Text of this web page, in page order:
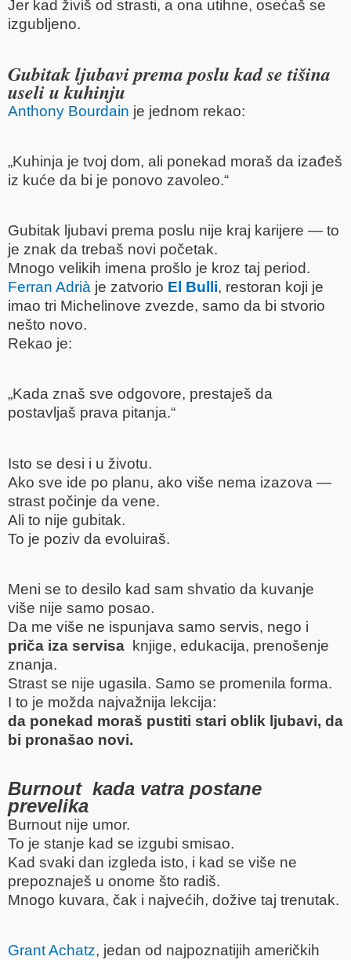
Jer kad živiš od strasti, a ona utihne, osećaš se
izgubljeno.
Gubitak ljubavi prema poslu kad se tišina
useli u kuhinju
Anthony Bourdain je jednom rekao:
„Kuhinja je tvoj dom, ali ponekad moraš da izađeš
iz kuće da bi je ponovo zavoleo.“
Gubitak ljubavi prema poslu nije kraj karijere — to
je znak da trebaš novi početak.
Mnogo velikih imena prošlo je kroz taj period.
Ferran Adrià je zatvorio El Bulli, restoran koji je
imao tri Michelinove zvezde, samo da bi stvorio
nešto novo.
Rekao je:
„Kada znaš sve odgovore, prestaješ da
postavljaš prava pitanja.“
Isto se desi i u životu.
Ako sve ide po planu, ako više nema izazova —
strast počinje da vene.
Ali to nije gubitak.
To je poziv da evoluiraš.
Meni se to desilo kad sam shvatio da kuvanje
više nije samo posao.
Da me više ne ispunjava samo servis, nego i
priča iza servisa knjige, edukacija, prenošenje
znanja.
Strast se nije ugasila. Samo se promenila forma.
I to je možda najvažnija lekcija:
da ponekad moraš pustiti stari oblik ljubavi, da
bi pronašao novi.
Burnout kada vatra postane
prevelika
Burnout nije umor.
To je stanje kad se izgubi smisao.
Kad svaki dan izgleda isto, i kad se više ne
prepoznaješ u onome što radiš.
Mnogo kuvara, čak i najvećih, dožive taj trenutak.
Grant Achatz, jedan od najpoznatijih američkih